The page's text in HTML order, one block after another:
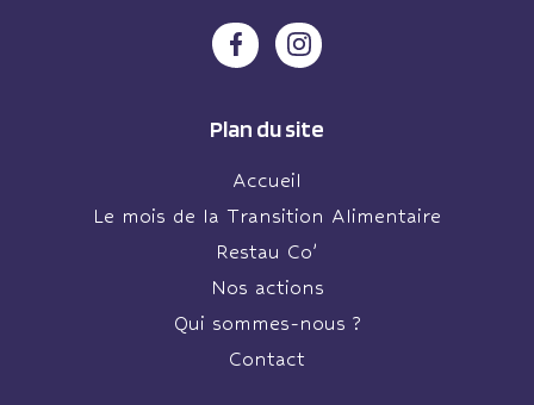
Plan du site
Accueil
Le mois de la Transition Alimentaire
Restau Co’
Nos actions
Qui sommes-nous ?
Contact